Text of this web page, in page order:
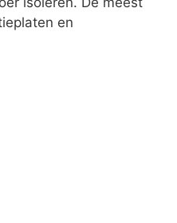
hoeveel en